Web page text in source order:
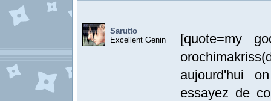
Sarutto
Excellent Genin
[quote=my
aujourd'hui
essayez de